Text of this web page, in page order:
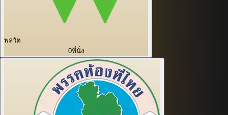
พลวัต
0ที่นั่ง